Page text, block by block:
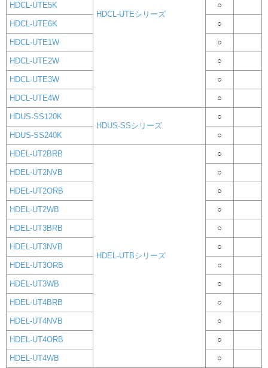
HDCL-UTEシリーズ
HDCL-UTE5K ○
HDCL-UTE6K ○
HDCL-UTE1W ○
HDCL-UTE2W ○
HDCL-UTE3W ○
HDCL-UTE4W ○
HDUS-SS120K
HDUS-SSシリーズ
○
HDUS-SS240K ○
HDEL-UT2BRB
HDEL-UTBシリーズ
○
HDEL-UT2NVB ○
HDEL-UT2ORB ○
HDEL-UT2WB ○
HDEL-UT3BRB ○
HDEL-UT3NVB ○
HDEL-UT3ORB ○
HDEL-UT3WB ○
HDEL-UT4BRB ○
HDEL-UT4NVB ○
HDEL-UT4ORB ○
HDEL-UT4WB ○